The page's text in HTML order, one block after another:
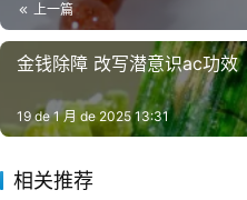
联系我们
上一篇
金钱除障 改写潜意识ac功效
19 de 1 月 de 2025 13:31
相关推荐